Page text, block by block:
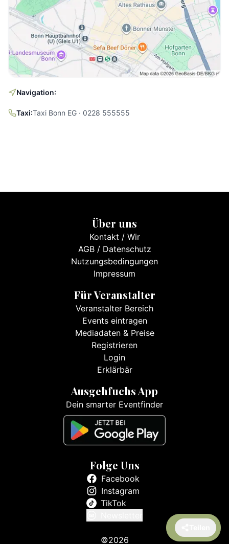
Navigation:
Taxi:Taxi Bonn EG · 0228 555555
Über uns
Kontakt / Wir
AGB/ Datenschutz
Nutzungsbedingungen
Impressum
Für Veranstalter
Veranstalter Bereich
Events eintragen
Mediadaten & Preise
Registrieren
Login
Erklärbär
Ausgehfuchs App
Dein smarter Eventfinder
Folge Uns
Facebook
Instagram
TikTok
©2026